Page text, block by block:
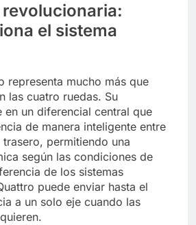
el sistema
representa mucho más que
las cuatro ruedas. Su
en un diferencial central que
de manera inteligente entre
permitiendo una
según las condiciones de
de los sistemas
puede enviar hasta el
a un solo eje cuando las